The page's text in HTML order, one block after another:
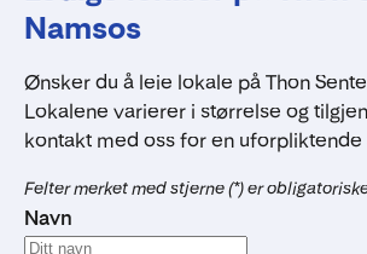
Namsos
Ønsker du å leie lokale på Thon
Lokalene varierer i størrelse og
kontakt med oss for en uforpliktende
Felter merket med stjerne (*) er
Navn